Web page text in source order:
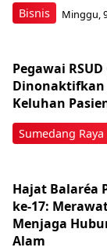
Bisnis Minggu,
Sumedang Raya
Pegawai
Dinonaktifkan
Keluhan
Hajat Balaréa
ke-17:
Menjaga
Alam